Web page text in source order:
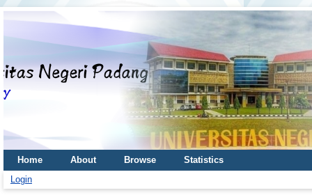
Home About Browse
Statistics
Login